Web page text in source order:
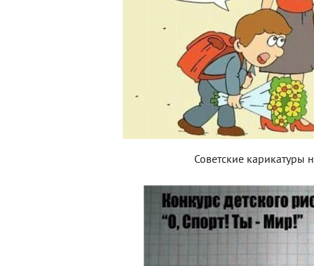
Советские карикатуры